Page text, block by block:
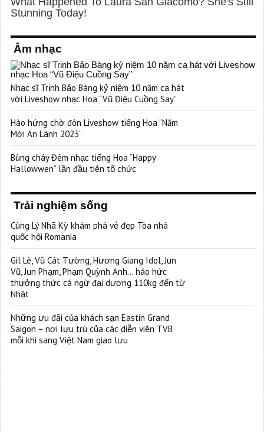
Âm nhạc
Nhạc sĩ Trịnh Bảo Bàng kỷ niệm 10 năm ca hát
với Liveshow nhạc Hoa “Vũ Điệu Cuồng Say”
Hào hứng chờ đón Liveshow tiếng Hoa “Năm
Mới An Lành 2023”
Bùng cháy Đêm nhạc tiếng Hoa “Happy
Hallowwen” lần đầu tiên tổ chức
Trải nghiệm sống
Cùng Lý Nhã Kỳ khám phá vẻ đẹp Tòa nhà
quốc hội Romania
Gil Lê, Vũ Cát Tường, Hương Giang Idol, Jun
Vũ, Jun Phạm, Phạm Quỳnh Anh… háo hức
thưởng thức cá ngừ đại dương 110kg đến từ
Nhật
Những ưu đãi của khách sạn Eastin Grand
Saigon – nơi lưu trú của các diễn viên TVB
mỗi khi sang Việt Nam giao lưu